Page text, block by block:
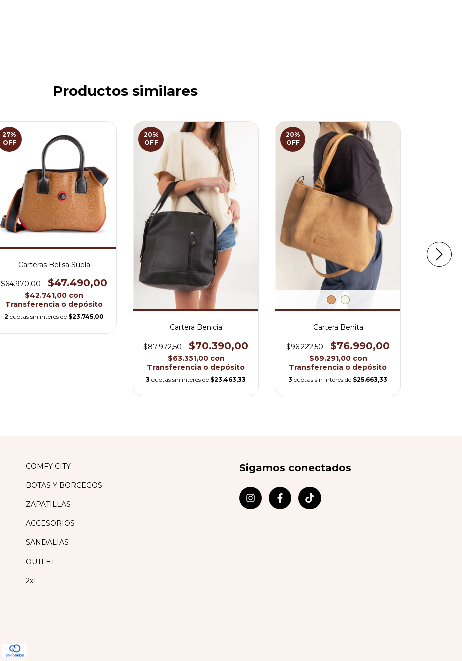
Productos similares
27%
OFF
Carteras Belisa Suela
$64.970,00 $47.490,00
$42.741,00 con
Transferencia o depósito
2 cuotas sin interés de $23.745,00
20%
OFF
Cartera Benicia
$87.972,50 $70.390,00
$63.351,00 con
Transferencia o depósito
3 cuotas sin interés de $23.463,33
20%
OFF
Cartera Benita
$96.222,50 $76.990,00
$69.291,00 con
Transferencia o depósito
3 cuotas sin interés de $25.663,33
COMFY CITY
BOTAS Y BORCEGOS
ZAPATILLAS
ACCESORIOS
SANDALIAS
OUTLET
2x1
Sigamos conectados